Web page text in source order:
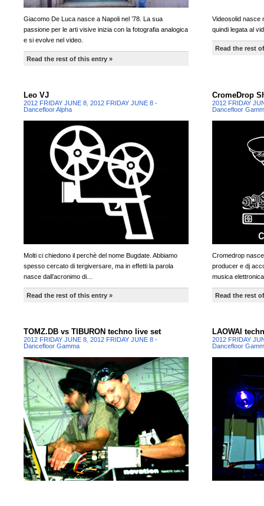
Giacomo De Luca nasce a Napoli nel ’78. La sua
passione per le arti visive inizia con la fotografia analogica
e si evolve nel video.
Read the rest of this entry »
Videosolid nasce
quindi legata al
Read the rest
Leo VJ
2012 FRIDAY JUNE 8 2012 FRIDAY JUNE 8 -
Dancefloor Alpha
Molti ci chiedono il perchè del nome Bugdate. Abbiamo
spesso cercato di tergiversare, ma in effetti la parola
nasce dall’acronimo di…
Read the rest of this entry »
CromeDrop
2012 FRIDAY
Dancefloor
Cromedrop
producer e dj
musica
Read the rest
TOMZ.DB vs TIBURON techno live set
2012 FRIDAY JUNE 8 2012 FRIDAY JUNE 8 -
Dancefloor Gamma
LAOWAI
2012 FRIDAY
Dancefloor